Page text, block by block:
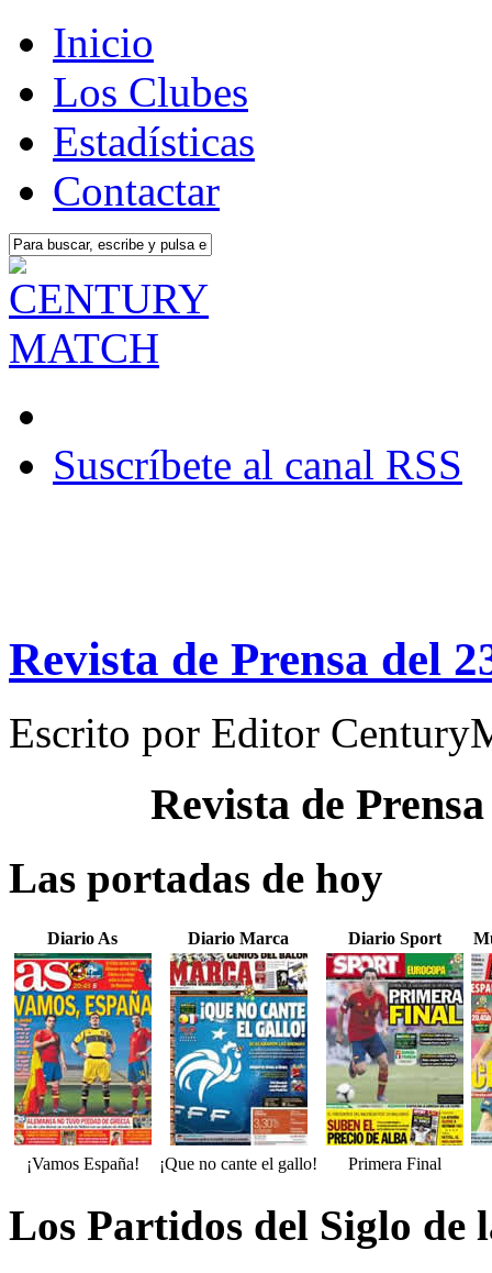
Inicio
Los Clubes
Estadísticas
Contactar
Suscríbete al canal RSS
Revista de Prensa del
Escrito por Editor
Revista de
Las portadas de hoy
Diario As Diario Marca Diario Sport
¡Vamos España! ¡Que no cante el gallo! Primera Final
Los Partidos del Siglo de